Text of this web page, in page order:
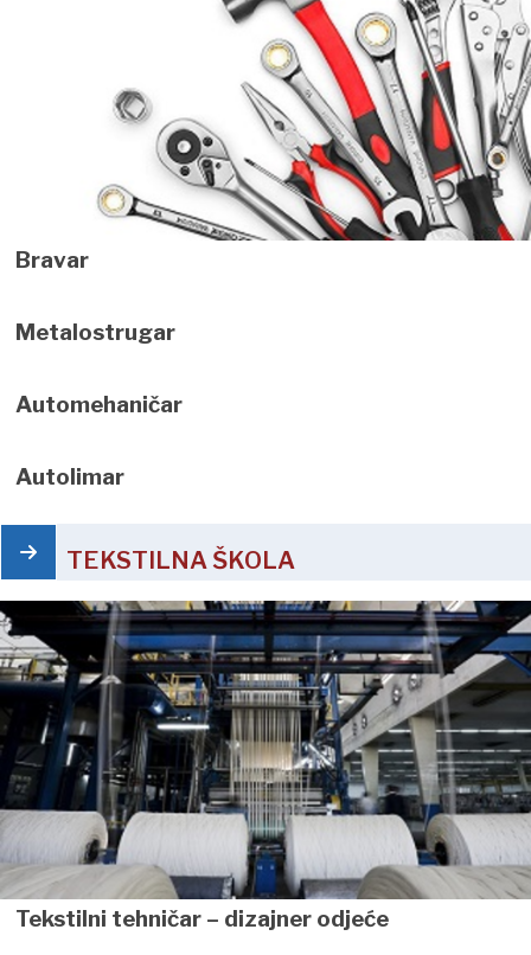
Bravar
Metalostrugar
Automehaničar
Autolimar
TEKSTILNA ŠKOLA
Tekstilni tehničar – dizajner odjeće